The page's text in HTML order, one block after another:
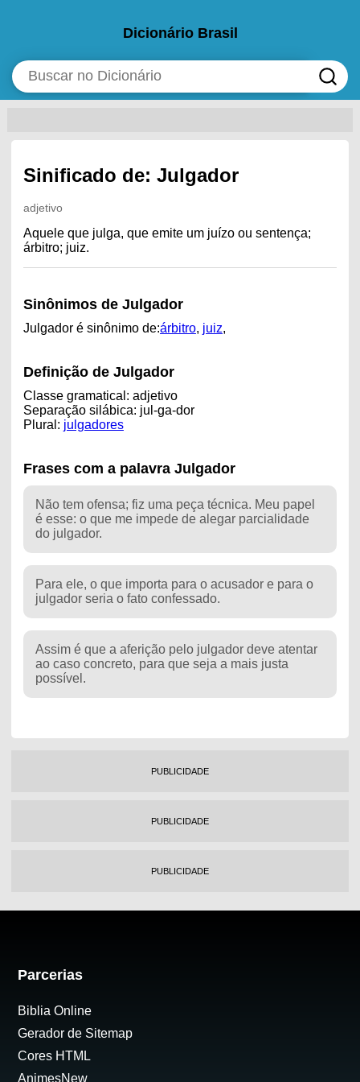
Dicionário Brasil
Sinificado de: Julgador
adjetivo
Aquele que julga, que emite um juízo ou sentença;
árbitro; juiz.
Sinônimos de Julgador
Julgador é sinônimo de:árbitro, juiz,
Definição de Julgador
Classe gramatical: adjetivo
Separação silábica: jul-ga-dor
Plural: julgadores
Frases com a palavra Julgador
Não tem ofensa; fiz uma peça técnica. Meu papel
é esse: o que me impede de alegar parcialidade
do julgador.
Para ele, o que importa para o acusador e para o
julgador seria o fato confessado.
Assim é que a aferição pelo julgador deve atentar
ao caso concreto, para que seja a mais justa
possível.
PUBLICIDADE
PUBLICIDADE
PUBLICIDADE
Parcerias
Biblia Online
Gerador de Sitemap
Cores HTML
AnimesNew